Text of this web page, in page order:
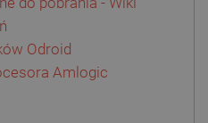
Odroid
Amlogic